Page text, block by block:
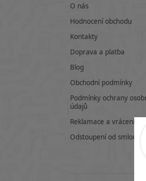
O nás
Hodnocení obchodu
Kontakty
Doprava a platba
Blog
Obchodní podmínky
Podmínky ochrany
údajů
Reklamace a vrácení
Odstoupení od smlouvy